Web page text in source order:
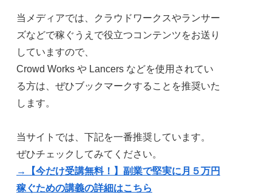
当メディアでは、クラウドワークスやランサー
ズなどで稼ぐうえで役立つコンテンツをお送り
していますので、
Crowd Works や Lancers などを使用されてい
る方は、ぜひブックマークすることを推奨いた
します。
当サイトでは、下記を一番推奨しています。
ぜひチェックしてみてください。
→【今だけ受講無料！】副業で堅実に月５万円
稼ぐための講義の詳細はこちら